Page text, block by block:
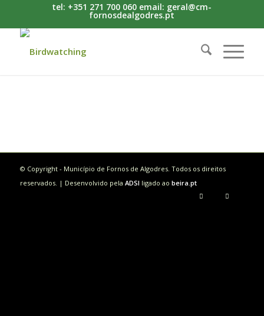
tel: +351 271 700 060 email: geral@cm-
fornosdealgodres.pt
© Copyright - Município de Fornos de Algodres. Todos os direitos
reservados. | Desenvolvido pela ADSI ligado ao beira.pt